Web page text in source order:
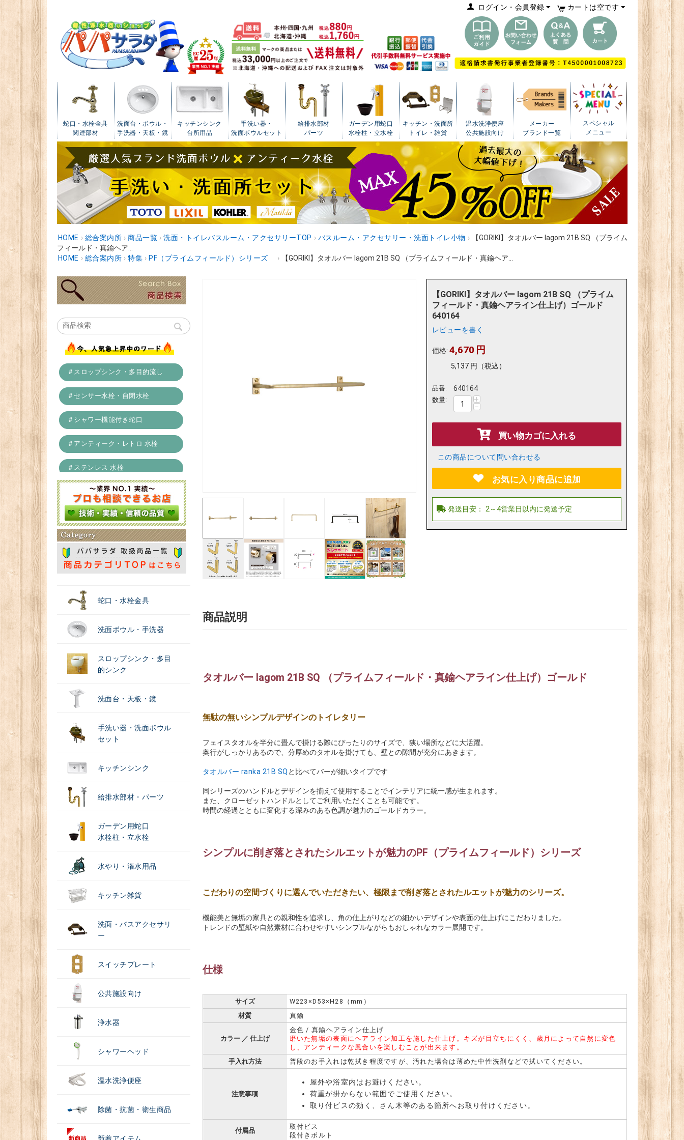
カートは空です
ログイン・会員登録
蛇口・水栓金具
関連部材
洗面台・ボウル・
手洗器・天板・鏡
キッチンシンク
台所用品
手洗い器・
洗面ボウルセット
給排水部材
パーツ
ガーデン用蛇口
水栓柱・立水栓
キッチン・洗面所
トイレ・雑貨
温水洗浄便座
公共施設向け
メーカー
ブランド一覧
スペシャル
メニュー
HOME › 総合案内所 › 商品一覧 › 洗面・トイレバスルーム・アクセサリーTOP › バスルーム・アクセサリー・洗面トイレ小物 ›
【GORIKI】タオルバー lagom 21B SQ （プライム
フィールド・真鍮ヘア...
HOME › 総合案内所 › 特集 › PF（プライムフィールド）シリーズ › 【GORIKI】タオルバー lagom 21B SQ （プライムフィールド・真鍮ヘア...
＃スロップシンク・多目的流し
＃センサー水栓・自閉水栓
＃シャワー機能付き蛇口
＃アンティーク・レトロ 水栓
＃ステンレス 水栓
＃浄水器
蛇口・水栓金具
洗面ボウル・手洗器
スロップシンク・多目
的シンク
洗面台・天板・鏡
手洗い器・洗面ボウル
セット
キッチンシンク
給排水部材・パーツ
ガーデン用蛇口
水栓柱・立水栓
水やり・潅水用品
キッチン雑貨
洗面・バスアクセサリ
ー
スイッチプレート
公共施設向け
浄水器
シャワーヘッド
温水洗浄便座
除菌・抗菌・衛生商品
新着アイテム
【GORIKI】タオルバー lagom 21B SQ （プライム
フィールド・真鍮ヘアライン仕上げ）ゴールド
640164
レビューを書く
価格: 4,670 円
5,137 円 （税込）
品番: 640164
数量: +
−
買い物カゴに入れる
この商品について問い合わせる
お気に入り商品に追加
商品説明
タオルバー lagom 21B SQ （プライムフィールド・真鍮ヘアライン仕上げ）ゴールド
無駄の無いシンプルデザインのトイレタリー
フェイスタオルを半分に畳んで掛ける際にぴったりのサイズで、狭い場所などに大活躍。
奥行がしっかりあるので、分厚めのタオルを掛けても、壁との隙間が充分にあきます。
タオルバー ranka 21B SQ と比べてバーが細いタイプです
同シリーズのハンドルとデザインを揃えて使用することでインテリアに統一感が生まれます。
また、クローゼットハンドルとしてご利用いただくことも可能です。
時間の経過とともに変化する深みのある色調が魅力のゴールドカラー。
シンプルに削ぎ落とされたシルエットが魅力のPF（プライムフィールド）シリーズ
こだわりの空間づくりに選んでいただきたい、極限まで削ぎ落とされたルエットが魅力のシリーズ。
機能美と無垢の家具との親和性を追求し、角の仕上がりなどの細かいデザインや表面の仕上げにこだわりました。
トレンドの壁紙や自然素材に合わせやすいシンプルながらもおしゃれなカラー展開です。
仕様
サイズ
W223×D53×H28（mm）
材質
真鍮
カラー ／ 仕上げ
金色 / 真鍮ヘアライン仕上げ
磨いた無垢の表面にヘアライン加工を施した仕上げ。キズが目立ちにくく、歳月によって自然に変色
し、アンティークな風合いを楽しむことが出来ます。
手入れ方法
普段のお手入れは乾拭き程度ですが、汚れた場合は薄めた中性洗剤などで拭いてください。
注意事項
屋外や浴室内はお避けください。
荷重が掛からない範囲でご使用ください。
取り付ビスの効く、さん木等のある箇所へお取り付けください。
付属品
取付ビス
段付きボルト